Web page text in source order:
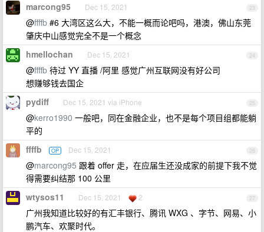
23
marcong95 Dec 15, 2021
@ffffb #6 大湾区这么大，不能一概而论吧吗，港澳，佛山东莞
肇庆中山感觉完全不是一个概念
24
hmellochan Dec 15, 2021
@ffffb 待过 YY 直播 /阿里 感觉广州互联网没有好公司
想赚够钱去国企
25
pydiff Dec 15, 2021 via iPhone
@kerro1990 一般吧，同在金融企业，也不是每个项目组都能躺
平的
26
ffffb OP Dec 15, 2021
@marcong95 跟着 offer 走，在应届生还没成家的前提下我不觉
得需要纠结那 100 公里
27
wtysos11 Dec 15, 2021 2
广州我知道比较好的有汇丰银行、腾讯 WXG 、字节、网易、小
鹏汽车、欢聚时代。